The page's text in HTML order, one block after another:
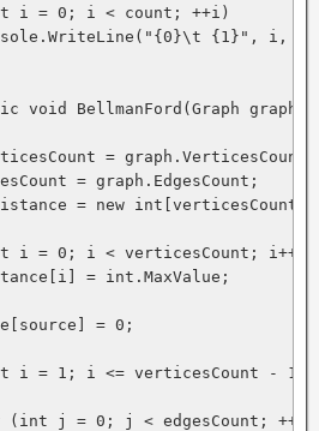
i = 0; i < count; ++i)
{1}", i,
void BellmanFord(Graph graph,
= graph.VerticesCount;
= graph.EdgesCount;
= new int[verticesCount];
i = 0; i < verticesCount; i++)
= int.MaxValue;
= 0;
i = 1; i <= verticesCount - 1;
j = 0; j < edgesCount; ++j)